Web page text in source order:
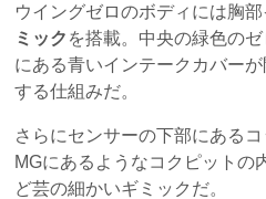
ウイングゼロのボディには胸
ミック を搭載。中央の緑色の
にある青いインテークカバー
する仕組みだ。
さらにセンサーの下部にある
MGにあるようなコクピットの
ど芸の細かいギミックだ。